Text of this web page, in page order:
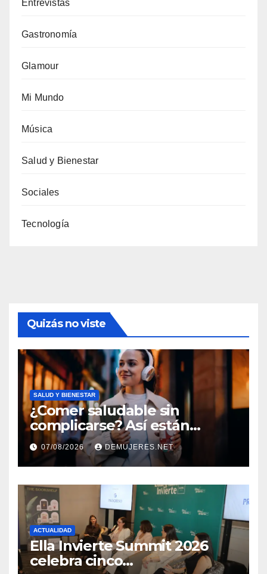
Entrevistas
Gastronomía
Glamour
Mi Mundo
Música
Salud y Bienestar
Sociales
Tecnología
Quizás no viste
SALUD Y BIENESTAR
¿Comer saludable sin
complicarse? Así están
cambiando sus hábitos las
nuevas generaciones
07/08/2026 DEMUJERES.NET
ACTUALIDAD
Ella Invierte Summit 2026
celebra cinco